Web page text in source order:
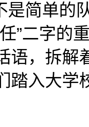
是简单的
”二字的
语，拆
踏入大学